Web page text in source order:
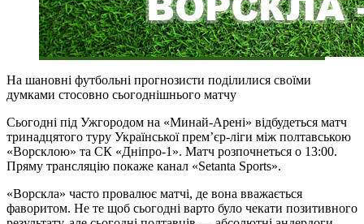
На шановні футбольні прогнозисти поділилися своїми
думками стосовно сьогоднішнього матчу
Сьогодні під Ужгородом на «Минай-Арені» відбудеться матч
тринадцятого туру Української прем’єр-ліги між полтавською
«Ворсклою» та СК «Дніпро-1». Матч розпочнеться о 13:00.
Пряму трансляцію покаже канал «Setanta Sports».
«Ворскла» часто провалює матчі, де вона вважається
фаворитом. Не те щоб сьогодні варто було чекати позитивного